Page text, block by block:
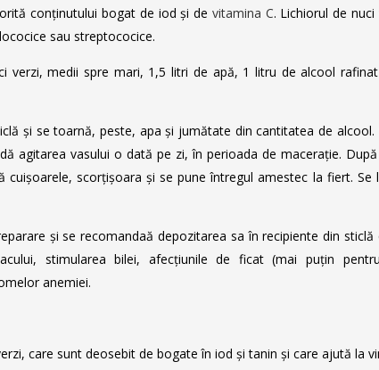
conținutului bogat de iod și de vitamina C. Lichiorul de
sau streptococice.
verzi, medii spre mari, 1,5 litri de apă, 1 litru de alcool
și se toarnă, peste, apa și jumătate din cantitatea de
agitarea vasului o dată pe zi, în perioada de macerație.
cuișoarele, scorțișoara și se pune întregul amestec la fiert.
și se recomandaă depozitarea sa în recipiente din
stimularea bilei, afecțiunile de ficat (mai puțin
anemiei.
care sunt deosebit de bogate în iod și tanin și care ajută la